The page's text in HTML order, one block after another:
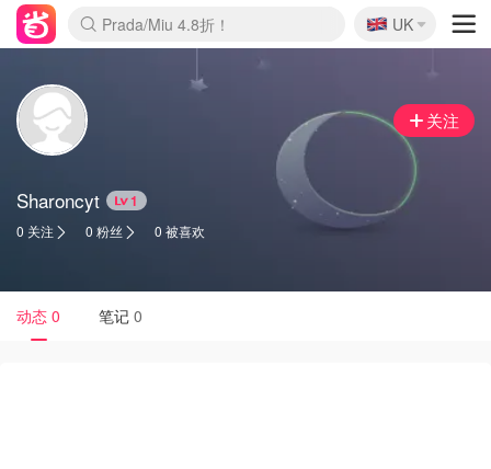
Prada/Miu 4.8折！
🇬🇧
UK
关注
Sharoncyt 1
0 关注 0 粉丝 0 被喜欢
动态 0 笔记 0